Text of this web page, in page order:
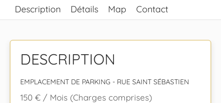
Description Détails Map Contact
DESCRIPTION
EMPLACEMENT DE PARKING - RUE SAINT SÉBASTIEN
150 € / Mois (Charges comprises)